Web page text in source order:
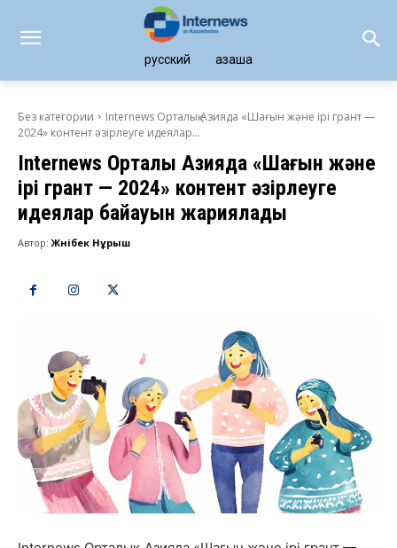
русский қазақша
Без категории
Internews Орталық Азияда «Шағын және ірі грант —
2024» контент әзірлеуге идеялар...
Internews Орталық Азияда «Шағын және
ірі грант — 2024» контент әзірлеуге
идеялар байқауын жариялады
Автор: Жәнібек Нұрыш